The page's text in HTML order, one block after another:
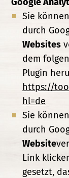
Sie
durch
Websites
dem
Plugin
https://
hl=de
Sie
durch
Website
Link
gesetzt,